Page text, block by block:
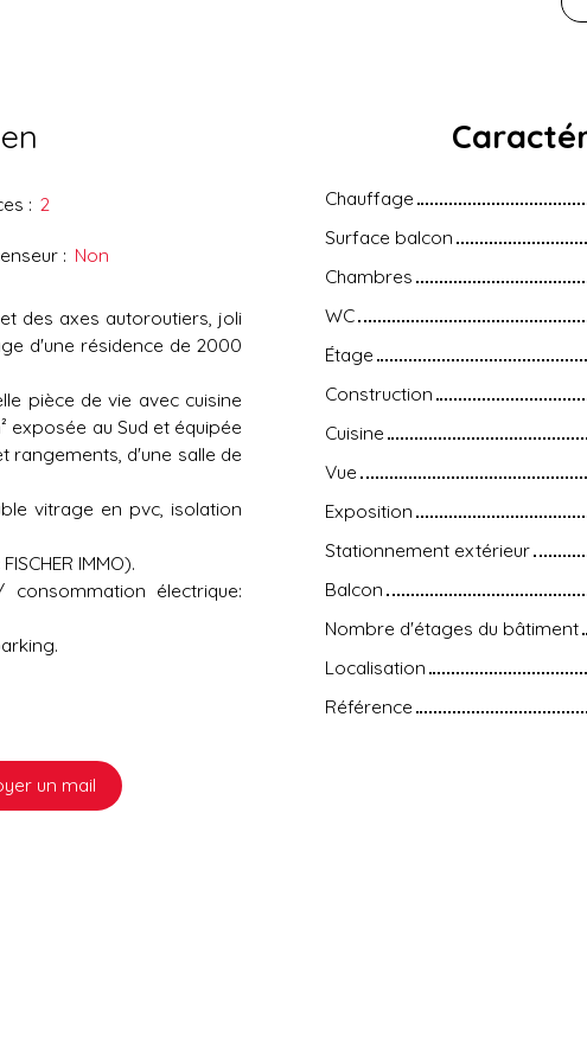
: 2
: Non
des axes autoroutiers, joli
d'une résidence de 2000
pièce de vie avec cuisine
exposée au Sud et équipée
rangements, d'une salle de
vitrage en pvc, isolation
IMMO).
électrique:
un mail
Chauffage
Surface balcon
Chambres
WC
Étage
Construction
Cuisine
Vue
Exposition
Stationnement extérieur
Balcon
Nombre d'étages du bâtiment
Localisation
Référence